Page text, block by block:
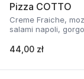
Pizza COTTO
Creme Fraiche,
salami napoli,
44,00 zł